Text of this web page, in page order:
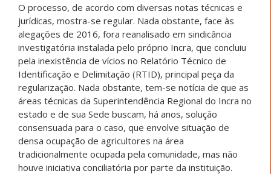
O processo, de acordo com diversas notas técnicas e
jurídicas, mostra-se regular. Nada obstante, face às
alegações de 2016, fora reanalisado em sindicância
investigatória instalada pelo próprio Incra, que concluiu
pela inexistência de vícios no Relatório Técnico de
Identificação e Delimitação (RTID), principal peça da
regularização. Nada obstante, tem-se notícia de que as
áreas técnicas da Superintendência Regional do Incra no
estado e de sua Sede buscam, há anos, solução
consensuada para o caso, que envolve situação de
densa ocupação de agricultores na área
tradicionalmente ocupada pela comunidade, mas não
houve iniciativa conciliatória por parte da instituição.